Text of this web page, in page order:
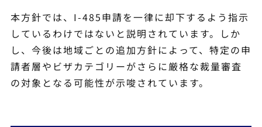
本方針では、I-485申請を一律に却下するよう指示
しているわけではないと説明されています。しか
し、今後は地域ごとの追加方針によって、特定の申
請者層やビザカテゴリーがさらに厳格な裁量審査
の対象となる可能性が示唆されています。